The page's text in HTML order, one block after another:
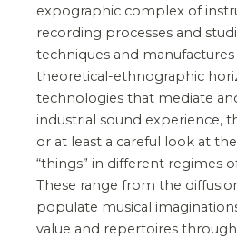
expographic complex of
recording processes and
techniques and
theoretical-ethnographic
technologies that mediate
industrial sound experience,
or at least a careful look at
“things” in different regimes
These range from the
populate musical
value and repertoires